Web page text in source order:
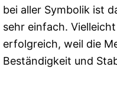
bei aller Symbolik ist
sehr einfach.
erfolgreich, weil die
Beständigkeit und